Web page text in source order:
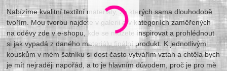
Nabízíme kvalitní textilní materiály, ze kterých sama dlouhodobě
tvořím. Mou tvorbu najdete v galerii a v kategoriích zaměřených
na oděvy zde v e-shopu, kde se můžete inspirovat a prohlédnout
si jak vypadá z daného materiálu finální produkt. K jednotlivým
kouskům v mém šatníku si dost často vytvářím vztah a chtěla bych
je mít nejraději napořád, a to je hlavním důvodem, proč je pro mě